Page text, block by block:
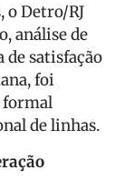
o Detro/RJ
análise de
de satisfação
foi
formal
de linhas.